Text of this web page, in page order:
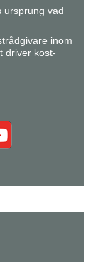
ursprung vad
inom
driver kost-